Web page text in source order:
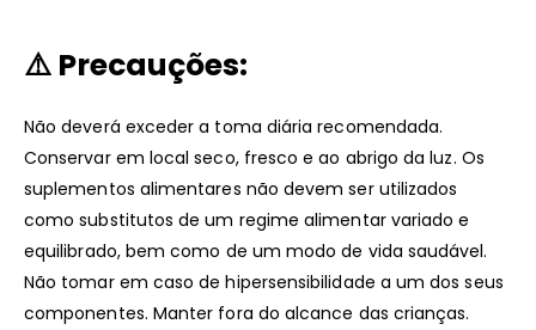
⚠️ Precauções:
Não deverá exceder a toma diária recomendada.
Conservar em local seco, fresco e ao abrigo da luz. Os
suplementos alimentares não devem ser utilizados
como substitutos de um regime alimentar variado e
equilibrado, bem como de um modo de vida saudável.
Não tomar em caso de hipersensibilidade a um dos seus
componentes. Manter fora do alcance das crianças.